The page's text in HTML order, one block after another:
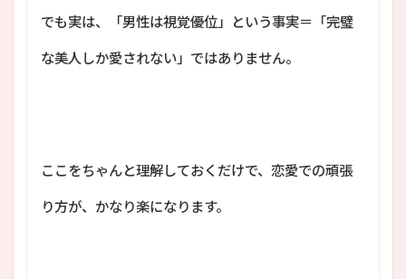
でも実は、「男性は視覚優位」という事実＝「完璧
な美人しか愛されない」ではありません。
ここをちゃんと理解しておくだけで、恋愛での頑張
り方が、かなり楽になります。